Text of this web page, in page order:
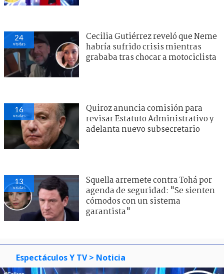
24
visitas
Cecilia Gutiérrez reveló que Neme
habría sufrido crisis mientras
grababa tras chocar a motociclista
16
visitas
Quiroz anuncia comisión para
revisar Estatuto Administrativo y
adelanta nuevo subsecretario
13
visitas
Squella arremete contra Tohá por
agenda de seguridad: "Se sienten
cómodos con un sistema
garantista"
Espectáculos Y TV > Noticia